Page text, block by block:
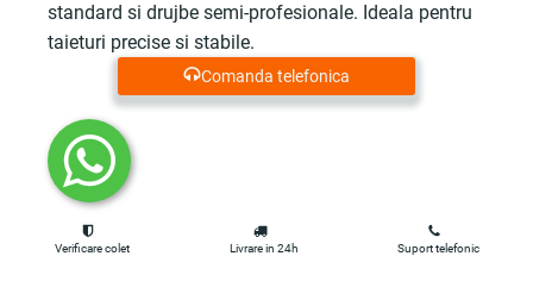
standard si drujbe semi-profesionale. Ideala pentru
taieturi precise si stabile.
Comanda telefonica
Verificare colet Livrare in 24h Suport telefonic